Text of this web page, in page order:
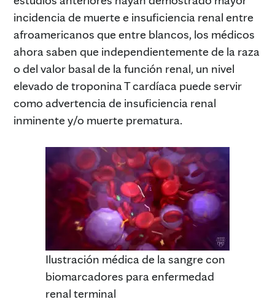
incidencia de muerte e insuficiencia renal entre
afroamericanos que entre blancos, los médicos
ahora saben que independientemente de la raza
o del valor basal de la función renal, un nivel
elevado de troponina T cardíaca puede servir
como advertencia de insuficiencia renal
inminente y/o muerte prematura.
Ilustración médica de la sangre con
biomarcadores para enfermedad
renal terminal